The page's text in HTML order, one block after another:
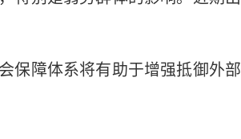
保障体系将有助于增强抵御外部